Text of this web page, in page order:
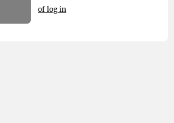
of log in